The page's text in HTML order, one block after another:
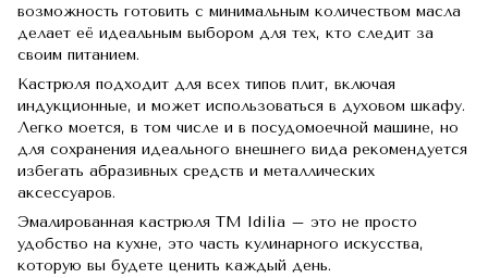
возможность готовить с минимальным количеством масла
делает её идеальным выбором для тех, кто следит за
своим питанием.
Кастрюля подходит для всех типов плит, включая
индукционные, и может использоваться в духовом шкафу.
Легко моется, в том числе и в посудомоечной машине, но
для сохранения идеального внешнего вида рекомендуется
избегать абразивных средств и металлических
аксессуаров.
Эмалированная кастрюля TM Idilia – это не просто
удобство на кухне, это часть кулинарного искусства,
которую вы будете ценить каждый день.